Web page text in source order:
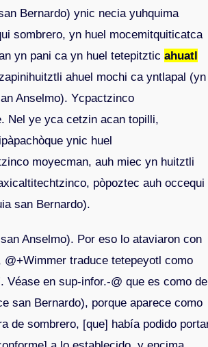
Bernardo) ynic necia yuhquima
sombrero, yn huel mocemitquiticatca
yn pani ca yn huel tetepitzticahuatl
ahuel mochi ca yntlapal (yn
Anselmo). Ycpactzinco
Nel ye yca cetzin acan topilli,
ynic huel
moyecman, auh miec yn huitztli
pòpoztec auh occequi
san Bernardo).
Anselmo). Por eso lo ataviaron con
@+Wimmer traduce tetepeyotl como
Véase en sup-infor.-@ que es como de
san Bernardo), porque aparece como
de sombrero, [que] había podido